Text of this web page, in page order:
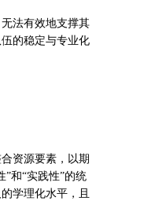
法有效地支撑其
的稳定与专业化
资源要素，以期
”和“实践性”的统
学理化水平，且